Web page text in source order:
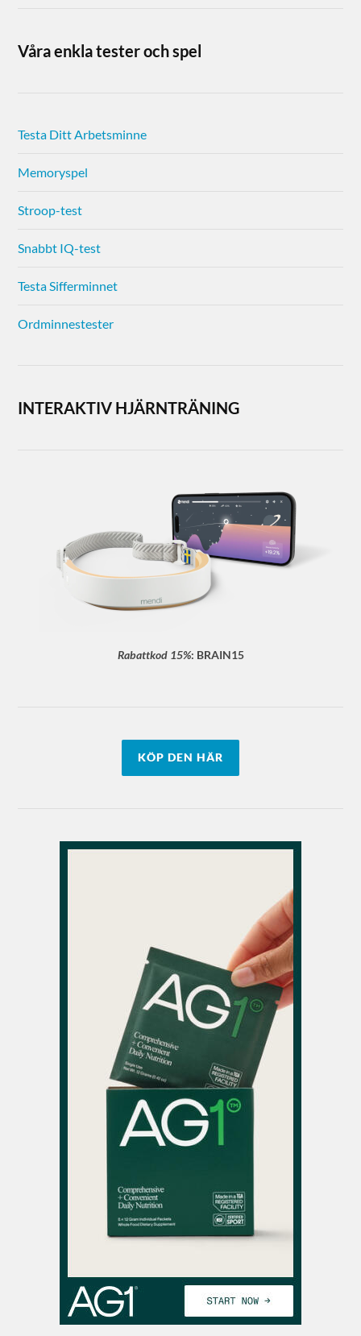
Våra enkla tester och spel
Testa Ditt Arbetsminne
Memoryspel
Stroop-test
Snabbt IQ-test
Testa Sifferminnet
Ordminnestester
INTERAKTIV HJÄRNTRÄNING
Rabattkod 15%: BRAIN15
KÖP DEN HÄR